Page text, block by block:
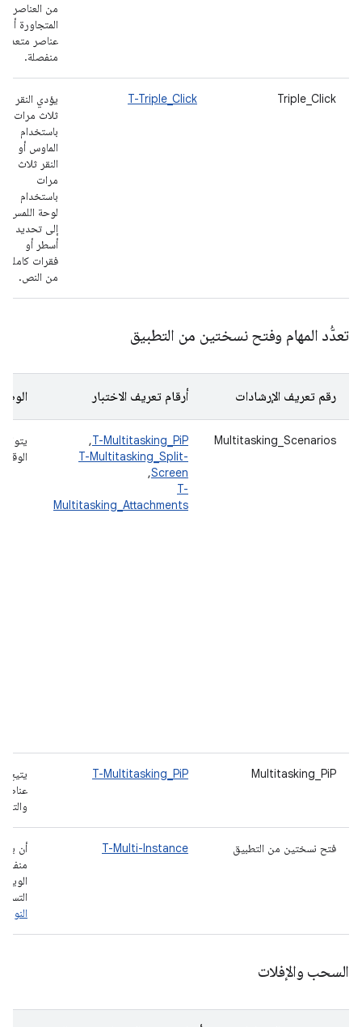
من العناصر
المتجاورة أو
عناصر متعددة
منفصلة.
Triple_Click
T-Triple_Click
يؤدي النقر
ثلاث مرات
باستخدام
الماوس أو
النقر ثلاث
مرات
باستخدام
لوحة اللمس
إلى تحديد
أسطر أو
فقرات كاملة
من النص.
تعدُّد المهام وفتح نسختين من التطبيق
رقم تعريف الإرشادات أرقام تعريف الاختبار
Multitasking_Scenarios
T-Multitasking_PiP
,
T-Multitasking_Split-
Screen
,
T-
Multitasking_Attachments
Multitasking_PiP
T-Multitasking_PiP
يتيح
فتح نسختين من التطبيق T-Multi-Instance
أن
الويب
السحب والإفلات